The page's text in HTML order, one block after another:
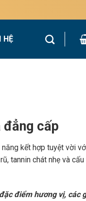
HỆ
đẳng cấp
kết hợp tuyệt vời
tannin chát nhẹ và cấu
điểm hương vị, các